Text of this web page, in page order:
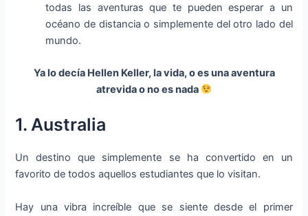
todas las aventuras que te pueden esperar a un
océano de distancia o simplemente del otro lado del
mundo.
Ya lo decía Hellen Keller, la vida, o es una aventura
atrevida o no es nada
1. Australia
Un destino que simplemente se ha convertido en un
favorito de todos aquellos estudiantes que lo visitan.
Hay una vibra increíble que se siente desde el primer